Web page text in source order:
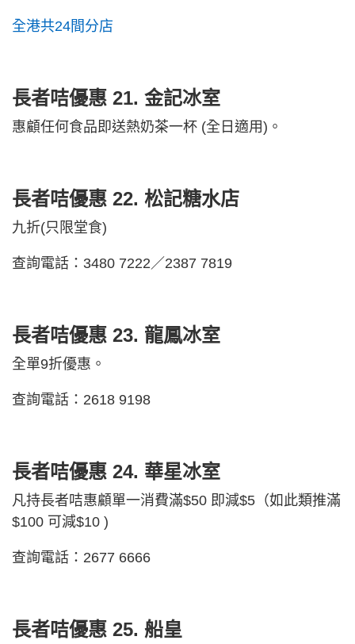
全港共24間分店
長者咭優惠 21. 金記冰室
惠顧任何食品即送熱奶茶一杯 (全日適用)。
長者咭優惠 22. 松記糖水店
九折(只限堂食)
查詢電話：3480 7222／2387 7819
長者咭優惠 23. 龍鳳冰室
全單9折優惠。
查詢電話：2618 9198
長者咭優惠 24. 華星冰室
凡持長者咭惠顧單一消費滿$50 即減$5（如此類推滿
$100 可減$10 )
查詢電話：2677 6666
長者咭優惠 25. 船皇